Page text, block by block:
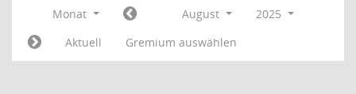
Monat August
2025
Aktuell
Gremium auswählen